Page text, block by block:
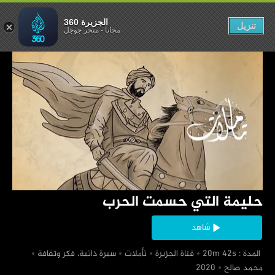
‏حليمة التي حسمت الحرب
شاهد
‏ المدة : 20m 42s
‏قناة الجزيرة ‏تأملات
‏سيرة ذاتية، فكر وثقافة
‏محمد صالح
حسمت الحرب
الجزيرة 360
مجاناً-متجر جوجل تنزيل